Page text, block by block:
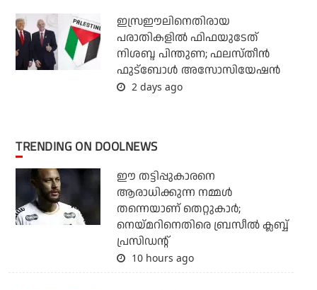
ഇസ്രഈലിനെതിരായ
പരാതികളില്‍ ഫിഫയുടേത്
നിശബ്ദ പിന്തുണ; ഫലസ്തീന്‍
ഫുട്‌ബോള്‍ അസോസിയേഷന്‍
2 days ago
TRENDING ON DOOLNEWS
ഈ തട്ടിപ്പുകാരനെ
ആരാധിക്കുന്ന നമ്മള്‍
തന്നെയാണ് തെറ്റുകാര്‍;
നെയ്മറിനെതിരെ ബ്രസീല്‍ ക്ലബ്ബ്
പ്രസിഡന്റ്
10 hours ago